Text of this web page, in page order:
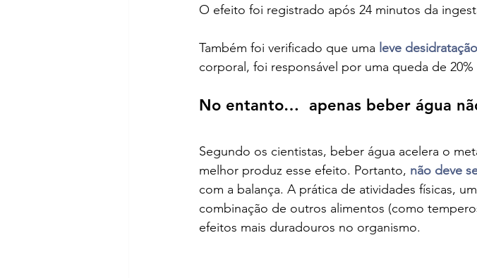
O efeito foi registrado após 24 minutos da
Também foi verificado que uma leve desidratação
corporal, foi responsável por uma queda de
No entanto…  apenas beber água
Segundo os cientistas, beber água acelera o
melhor produz esse efeito. Portanto, não deve
com a balança. A prática de atividades físicas,
combinação de outros alimentos (como
efeitos mais duradouros no organismo.